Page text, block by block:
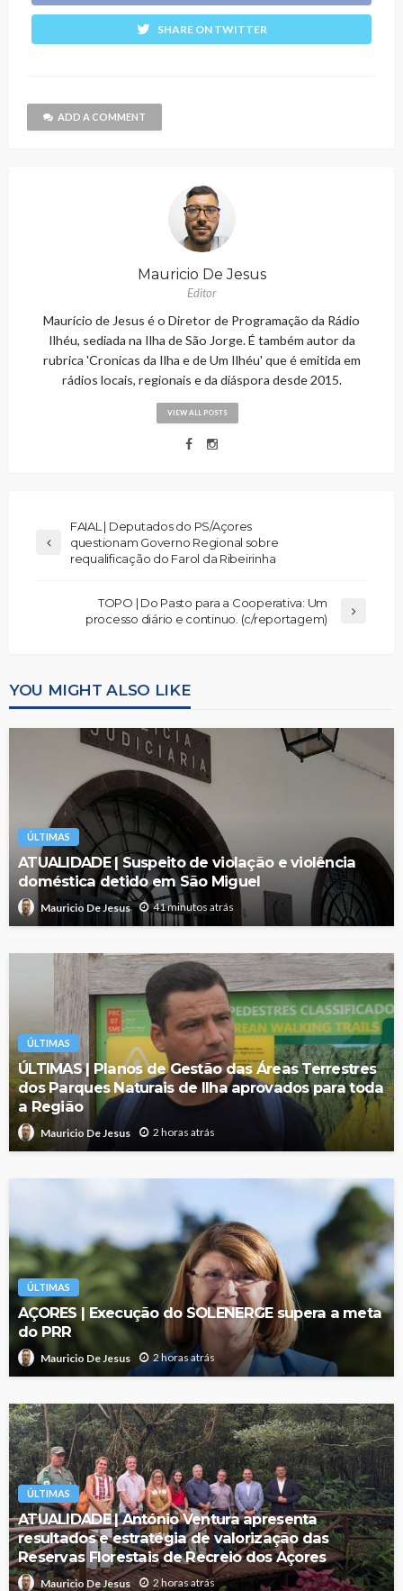
SHARE ON TWITTER
ADD A COMMENT
Mauricio De Jesus
Editor
Maurício de Jesus é o Diretor de Programação da Rádio
Ilhéu, sediada na Ilha de São Jorge. É também autor da
rubrica 'Cronicas da Ilha e de Um Ilhéu' que é emitida em
rádios locais, regionais e da diáspora desde 2015.
VIEW ALL POSTS
FAIAL | Deputados do PS/Açores
questionam Governo Regional sobre
requalificação do Farol da Ribeirinha
TOPO | Do Pasto para a Cooperativa: Um
processo diário e continuo. (c/reportagem)
YOU MIGHT ALSO LIKE
ÚLTIMAS
ATUALIDADE | Suspeito de violação e violência
doméstica detido em São Miguel
Mauricio De Jesus 41 minutos atrás
ÚLTIMAS
ÚLTIMAS | Planos de Gestão das Áreas Terrestres
dos Parques Naturais de Ilha aprovados para toda
a Região
Mauricio De Jesus 2 horas atrás
ÚLTIMAS
AÇORES | Execução do SOLENERGE supera a meta
do PRR
Mauricio De Jesus 2 horas atrás
ÚLTIMAS
ATUALIDADE | António Ventura apresenta
resultados e estratégia de valorização das
Reservas Florestais de Recreio dos Açores
Mauricio De Jesus 2 horas atrás